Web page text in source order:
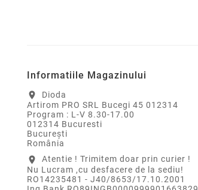
Informatiile Magazinului
location_on
Dioda
Artirom PRO SRL Bucegi 45 012314
Program : L-V 8.30-17.00
012314 Bucuresti
Bucureşti
România
location_on
Atentie ! Trimitem doar prin curier !
Nu Lucram ,cu desfacere de la sediu!
RO14235481 - J40/8653/17.10.2001